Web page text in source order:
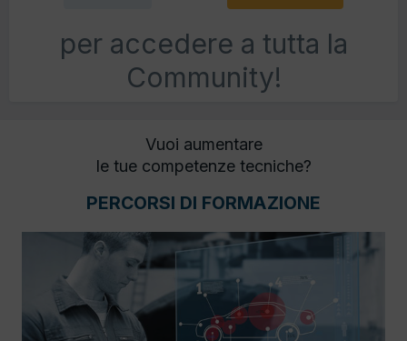
per accedere a tutta la
Community!
Vuoi aumentare
le tue competenze tecniche?
PERCORSI DI FORMAZIONE